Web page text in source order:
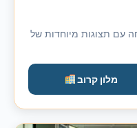
עם תצוגות מיוחדות של
מלון קרוב